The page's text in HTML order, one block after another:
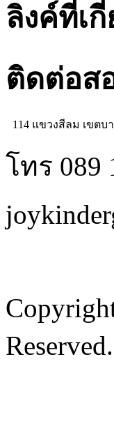
ลิงค์ที่เ
ติดต่อส
114 แขวงสีลม เขตบ
โทร 089
Reserved.